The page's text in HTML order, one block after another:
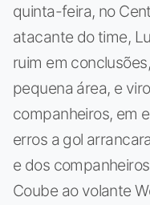
quinta-feira, no
atacante do time,
ruim em
pequena área, e
companheiros, em
erros a gol
e dos
Coube ao volante